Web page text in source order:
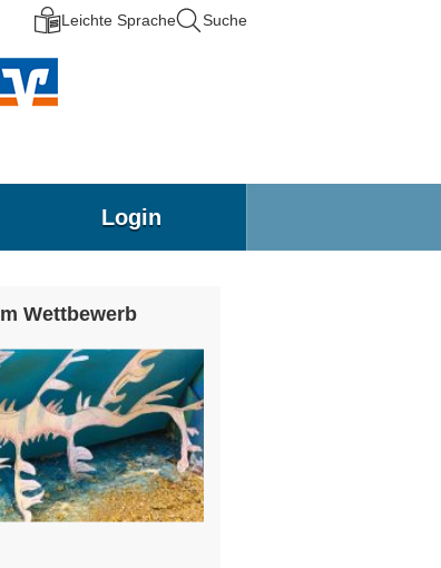
Leichte Sprache Suche
Login
Wettbewerb